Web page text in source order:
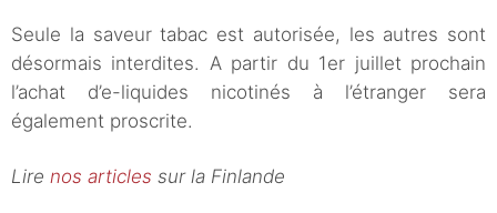
Seule la saveur tabac est autorisée, les autres sont
désormais interdites. A partir du 1er juillet prochain
l’achat d’e-liquides nicotinés à l’étranger sera
également proscrite.
Lire nos articles sur la Finlande